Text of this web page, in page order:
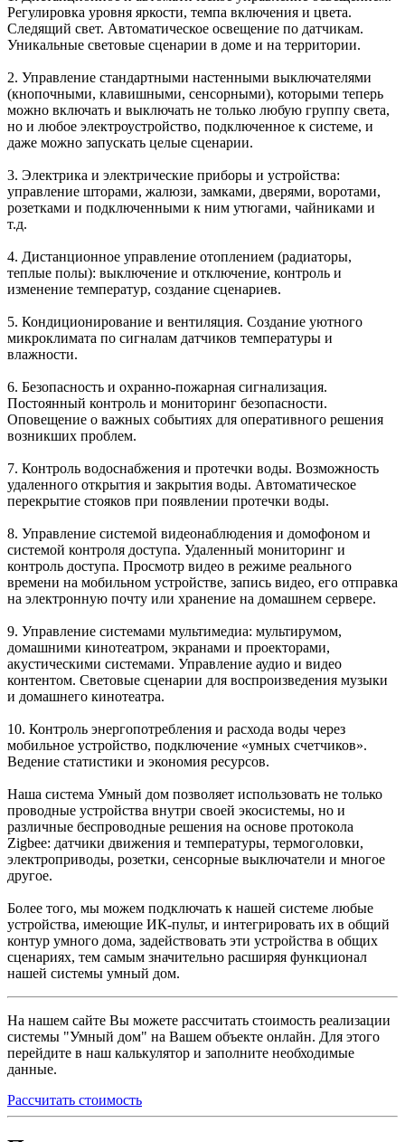
Регулировка уровня яркости, темпа включения и цвета.
Следящий свет. Автоматическое освещение по датчикам.
Уникальные световые сценарии в доме и на территории.
2. Управление стандартными настенными выключателями
(кнопочными, клавишными, сенсорными), которыми теперь
можно включать и выключать не только любую группу света,
но и любое электроустройство, подключенное к системе, и
даже можно запускать целые сценарии.
3. Электрика и электрические приборы и устройства:
управление шторами, жалюзи, замками, дверями, воротами,
розетками и подключенными к ним утюгами, чайниками и
т.д.
4. Дистанционное управление отоплением (радиаторы,
теплые полы): выключение и отключение, контроль и
изменение температур, создание сценариев.
5. Кондиционирование и вентиляция. Создание уютного
микроклимата по сигналам датчиков температуры и
влажности.
6. Безопасность и охранно-пожарная сигнализация.
Постоянный контроль и мониторинг безопасности.
Оповещение о важных событиях для оперативного решения
возникших проблем.
7. Контроль водоснабжения и протечки воды. Возможность
удаленного открытия и закрытия воды. Автоматическое
перекрытие стояков при появлении протечки воды.
8. Управление системой видеонаблюдения и домофоном и
системой контроля доступа. Удаленный мониторинг и
контроль доступа. Просмотр видео в режиме реального
времени на мобильном устройстве, запись видео, его отправка
на электронную почту или хранение на домашнем сервере.
9. Управление системами мультимедиа: мультирумом,
домашними кинотеатром, экранами и проекторами,
акустическими системами. Управление аудио и видео
контентом. Световые сценарии для воспроизведения музыки
и домашнего кинотеатра.
10. Контроль энергопотребления и расхода воды через
мобильное устройство, подключение «умных счетчиков».
Ведение статистики и экономия ресурсов.
Наша система Умный дом позволяет использовать не только
проводные устройства внутри своей экосистемы, но и
различные беспроводные решения на основе протокола
Zigbee: датчики движения и температуры, термоголовки,
электроприводы, розетки, сенсорные выключатели и многое
другое.
Более того, мы можем подключать к нашей системе любые
устройства, имеющие ИК-пульт, и интегрировать их в общий
контур умного дома, задействовать эти устройства в общих
сценариях, тем самым значительно расширяя функционал
нашей системы умный дом.
На нашем сайте Вы можете рассчитать стоимость реализации
системы "Умный дом" на Вашем объекте онлайн. Для этого
перейдите в наш калькулятор и заполните необходимые
данные.
Рассчитать стоимость